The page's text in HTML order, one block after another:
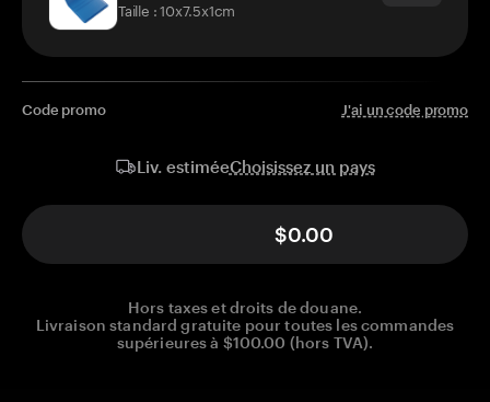
Taille : 10x7.5x1cm
Code promo J'ai un code promo
Liv. estiméeChoisissez un pays
$0.00
Hors taxes et droits de douane.
Livraison standard gratuite pour toutes les commandes
supérieures à $100.00 (hors TVA).